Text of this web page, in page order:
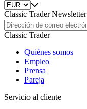
Classic Trader Newsletter
Classic Trader
Quiénes somos
Empleo
Prensa
Pareja
Servicio al cliente